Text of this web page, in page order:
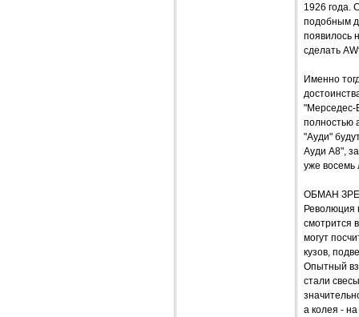
1926 года.
подобным
появилось
сделать
Именно
"Мерседес-
полностью
"Ауди"
Ауди А8",
уже восемь
ОБМАН
Революция
смотрится
могут
кузов,
Опытный
стали
а колея -